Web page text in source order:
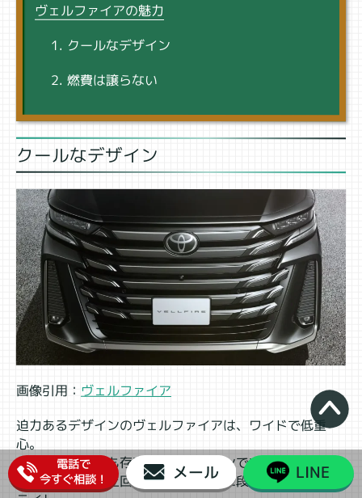
電話で
今すぐ相談！ メール LINE
ヴェルファイアの魅力
クールなデザイン
燃費は譲らない
クールなデザイン
画像引用： ヴェルファイア
迫力あるデザインのヴェルファイアは、ワイドで低重
心。
アルファードでも存在感あるデザインですが、ヴェルフ
ァイアはそれを上回る印象を与える二段になったヘッド